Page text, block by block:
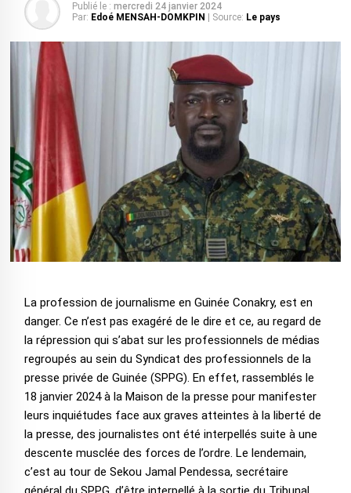
Publié le : mercredi 24 janvier 2024
Par: Edoé MENSAH-DOMKPIN | Source: Le pays
La profession de journalisme en Guinée Conakry, est en
danger. Ce n’est pas exagéré de le dire et ce, au regard de
la répression qui s’abat sur les professionnels de médias
regroupés au sein du Syndicat des professionnels de la
presse privée de Guinée (SPPG). En effet, rassemblés le
18 janvier 2024 à la Maison de la presse pour manifester
leurs inquiétudes face aux graves atteintes à la liberté de
la presse, des journalistes ont été interpellés suite à une
descente musclée des forces de l’ordre. Le lendemain,
c’est au tour de Sekou Jamal Pendessa, secrétaire